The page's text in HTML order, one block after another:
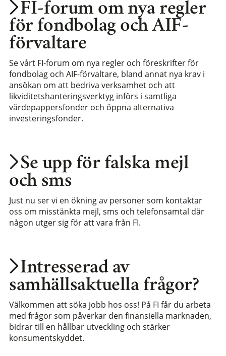
Intresserad av
samhällsaktuella frågor?
Välkommen att söka jobb hos oss! På FI får du arbeta
med frågor som påverkar den finansiella marknaden,
bidrar till en hållbar utveckling och stärker
konsumentskyddet.
Se upp för falska mejl
och sms
Just nu ser vi en ökning av personer som kontaktar
oss om misstänkta mejl, sms och telefonsamtal där
någon utger sig för att vara från FI.
FI-forum om nya regler
för fondbolag och AIF-
förvaltare
Se vårt FI-forum om nya regler och föreskrifter för
fondbolag och AIF-förvaltare, bland annat nya krav i
ansökan om att bedriva verksamhet och att
likviditetshanteringsverktyg införs i samtliga
värdepappersfonder och öppna alternativa
investeringsfonder.